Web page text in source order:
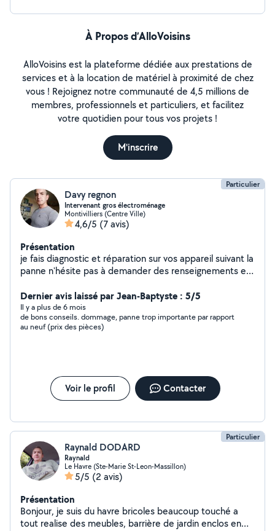
question.
À Propos d’AlloVoisins
AlloVoisins est la plateforme dédiée aux prestations de
services et à la location de matériel à proximité de chez
vous ! Rejoignez notre communauté de 4,5 millions de
membres, professionnels et particuliers, et facilitez
votre quotidien pour tous vos projets !
M'inscrire
Particulier
Davy regnon
Intervenant gros électroménage
Montivilliers (Centre Ville)
4,6/5 (7 avis)
Présentation
je fais diagnostic et réparation sur vos appareil suivant la
panne n'hésite pas à demander des renseignements et
Dernier avis laissé par Jean-Baptyste : 5/5
Il y a plus de 6 mois
de bons conseils. dommage, panne trop importante par rapport
au neuf (prix des pièces)
Voir le profil Contacter
Particulier
Raynald DODARD
Raynald
Le Havre (Ste-Marie St-Leon-Massillon)
5/5 (2 avis)
Présentation
Bonjour, je suis du havre bricoles beaucoup touché a
tout realise des meubles, barrière de jardin enclos en